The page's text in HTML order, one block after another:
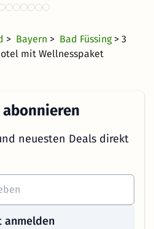
> Bayern > Bad Füssing > 3
mit Wellnesspaket
neuesten Deals direkt
anmelden